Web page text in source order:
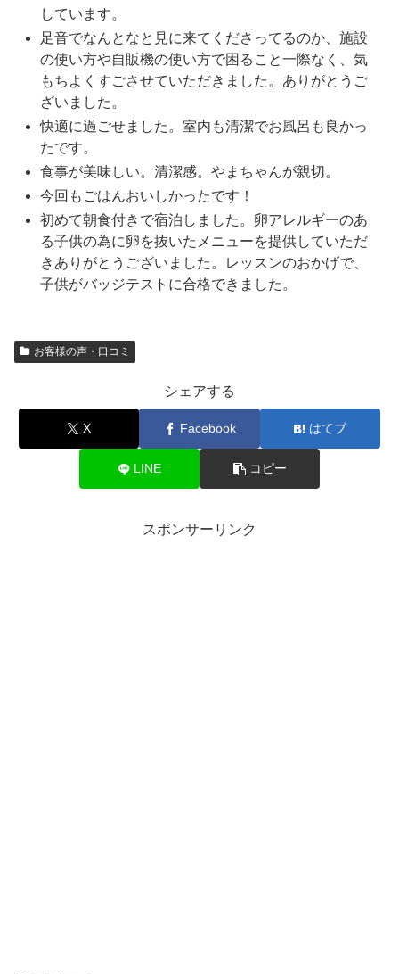
しています。
足音でなんとなと見に来てくださってるのか、施設
の使い方や自販機の使い方で困ること一際なく、気
もちよくすごさせていただきました。ありがとうご
ざいました。
快適に過ごせました。室内も清潔でお風呂も良かっ
たです。
食事が美味しい。清潔感。やまちゃんが親切。
今回もごはんおいしかったです！
初めて朝食付きで宿泊しました。卵アレルギーのあ
る子供の為に卵を抜いたメニューを提供していただ
きありがとうございました。レッスンのおかげで、
子供がバッジテストに合格できました。
お客様の声・口コミ
シェアする
X Facebook はてブ
LINE コピー
スポンサーリンク